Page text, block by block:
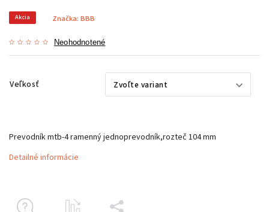
Akcia
Neohodnotené
Značka: BBB
Veľkosť
Prevodník mtb-4 ramenný jednoprevodník,rozteč 104 mm
Detailné informácie